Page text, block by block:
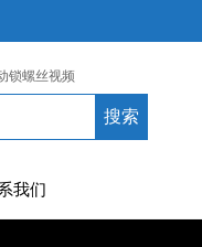
锁螺丝视频
我们